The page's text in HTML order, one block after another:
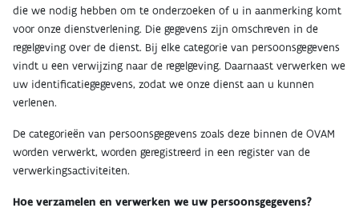
die we nodig hebben om te onderzoeken of u in aanmerking komt
voor onze dienstverlening. Die gegevens zijn omschreven in de
regelgeving over de dienst. Bij elke categorie van persoonsgegevens
vindt u een verwijzing naar de regelgeving. Daarnaast verwerken we
uw identificatiegegevens, zodat we onze dienst aan u kunnen
verlenen.
De categorieën van persoonsgegevens zoals deze binnen de OVAM
worden verwerkt, worden geregistreerd in een register van de
verwerkingsactiviteiten.
Hoe verzamelen en verwerken we uw persoonsgegevens?